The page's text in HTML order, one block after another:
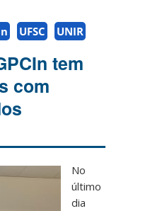
UFSC UNIR
tem
com
No
último
dia